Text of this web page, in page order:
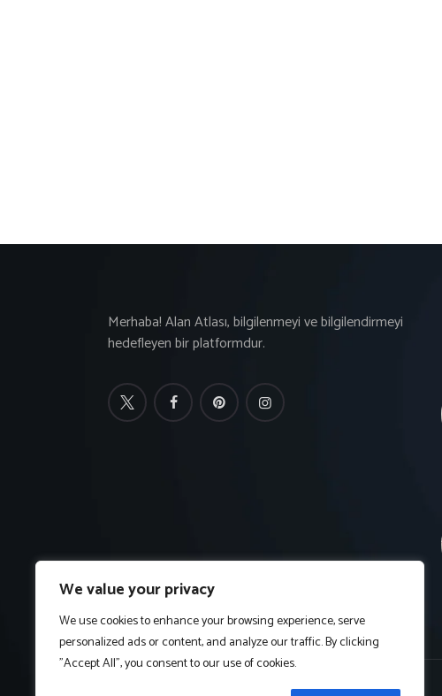
We value your privacy
We use cookies to enhance your browsing experience, serve
personalized ads or content, and analyze our traffic. By clicking
"Accept All", you consent to our use of cookies.
Merhaba! Alan Atlası, bilgilenmeyi ve bilgilendirmeyi
hedefleyen bir platformdur.